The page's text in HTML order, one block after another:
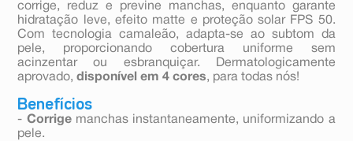
corrige, reduz e previne manchas, enquanto garante
hidratação leve, efeito matte e proteção solar FPS 50.
Com tecnologia camaleão, adapta-se ao subtom da
pele, proporcionando cobertura uniforme sem
acinzentar ou esbranquiçar. Dermatologicamente
aprovado,disponível em 4 cores, para todas nós!
Benefícios
- Corrigemanchas instantaneamente, uniformizando a
pele.